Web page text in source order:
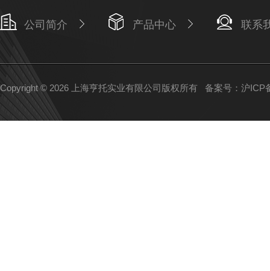
公司简介 产品中心 联系
Copyright © 2026 上海亨托实业有限公司版权所有 备案号：沪ICP